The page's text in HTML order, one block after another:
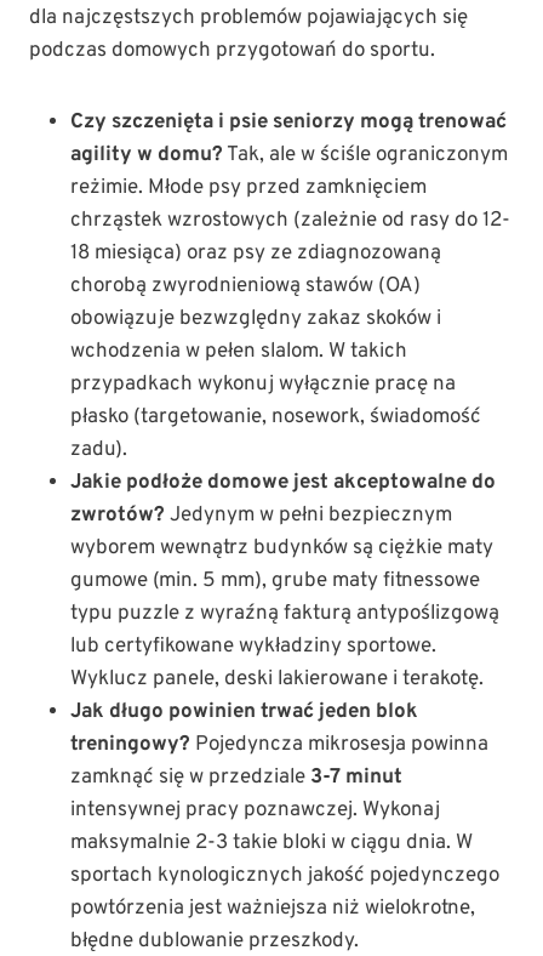
dla najczęstszych problemów pojawiających się
podczas domowych przygotowań do sportu.
Czy szczenięta i psie seniorzy mogą trenować
agility w domu? Tak, ale w ściśle ograniczonym
reżimie. Młode psy przed zamknięciem
chrząstek wzrostowych (zależnie od rasy do 12-
18 miesiąca) oraz psy ze zdiagnozowaną
chorobą zwyrodnieniową stawów (OA)
obowiązuje bezwzględny zakaz skoków i
wchodzenia w pełen slalom. W takich
przypadkach wykonuj wyłącznie pracę na
płasko (targetowanie, nosework, świadomość
zadu).
Jakie podłoże domowe jest akceptowalne do
zwrotów? Jedynym w pełni bezpiecznym
wyborem wewnątrz budynków są ciężkie maty
gumowe (min. 5 mm), grube maty fitnessowe
typu puzzle z wyraźną fakturą antypoślizgową
lub certyfikowane wykładziny sportowe.
Wyklucz panele, deski lakierowane i terakotę.
Jak długo powinien trwać jeden blok
treningowy? Pojedyncza mikrosesja powinna
zamknąć się w przedziale 3-7 minut
intensywnej pracy poznawczej. Wykonaj
maksymalnie 2-3 takie bloki w ciągu dnia. W
sportach kynologicznych jakość pojedynczego
powtórzenia jest ważniejsza niż wielokrotne,
błędne dublowanie przeszkody.